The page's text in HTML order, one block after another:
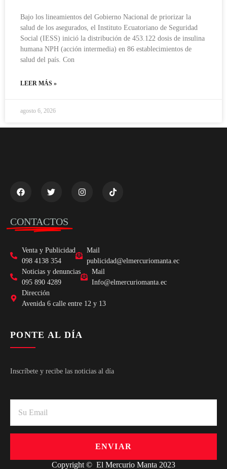
Bajo los lineamientos del Gobierno Nacional de priorizar la
salud de los asegurados, el Instituto Ecuatoriano de Seguridad
Social (IESS) inició la distribución de 453.122 dosis de insulina
humana NPH (acción intermedia) en 86 establecimientos de
salud del país. Con
LEER MÁS »
agosto 6, 2026
CONTACTOS
Venta y Publicidad
098 4138 354
Mail
publicidad@elmercuriomanta.ec
Noticias y denuncias
095 890 4289
Mail
Info@elmercuriomanta.ec
Dirección
Avenida 6 calle entre 12 y 13
PONTE AL DÍA
Inscríbete y recibe las noticias al día
ENVIAR
Copyright © El Mercurio Manta 2023